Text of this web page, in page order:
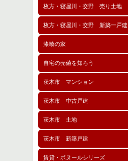
枚方・寝屋川・交野 売り土地
枚方・寝屋川・交野 新築一戸建
漆喰の家
自宅の売値を知ろう
茨木市 マンション
茨木市 中古戸建
茨木市 土地
茨木市 新築戸建
賃貸・ボヌールシリーズ